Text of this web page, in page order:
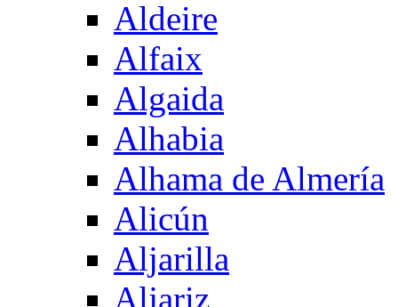
Aldeire
Alfaix
Algaida
Alhabia
Alhama de Almería
Alicún
Aljarilla
Aljariz